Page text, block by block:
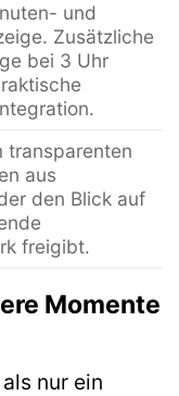
und
Zusätzliche
bei 3 Uhr
transparenten
aus
den Blick auf
freigibt.
Momente
nur ein